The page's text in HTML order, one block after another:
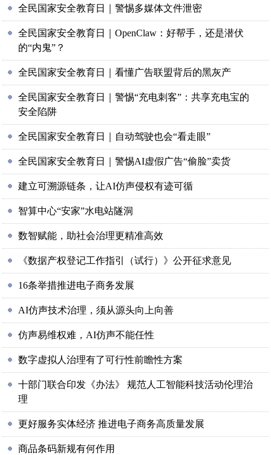
全民国家安全教育日｜警惕多媒体文件泄密
全民国家安全教育日｜OpenClaw：好帮手，还是潜伏
的“内鬼”？
全民国家安全教育日｜看懂广告联盟背后的黑灰产
全民国家安全教育日｜警惕“充电刺客”：共享充电宝的
安全陷阱
全民国家安全教育日｜自动驾驶也会“看走眼”
全民国家安全教育日｜警惕AI虚假广告“偷脸”卖货
建立可溯源链条，让AI仿声侵权有迹可循
智算中心“安家”水电站隧洞
数智赋能，助社会治理更精准高效
《数据产权登记工作指引（试行）》公开征求意见
16条举措推进电子商务发展
AI仿声技术治理，须从源头向上向善
仿声易维权难，AI仿声不能任性
数字虚拟人治理有了可行性前瞻性方案
十部门联合印发《办法》 规范人工智能科技活动伦理治
理
更好服务实体经济 推进电子商务高质量发展
商品条码新规有何作用